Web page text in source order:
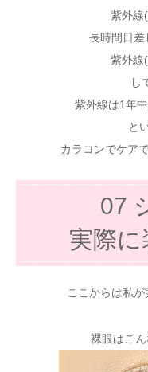
紫外線
長時間日差
紫外線
し
紫外線は1年
と
カラコンでケア
07
実際
ここからは私が
裸眼はこ